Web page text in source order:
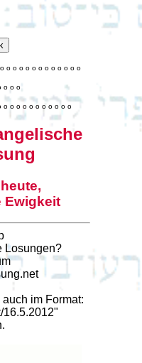
o o o o o o o o o o o o o
o o o
o o o o o o o o o o o
Ewigkeit
Losungen?
auch im Format:
16.5.2012"